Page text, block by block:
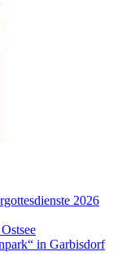
2026
in Garbisdorf